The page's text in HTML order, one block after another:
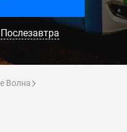
Послезавтра
Волна